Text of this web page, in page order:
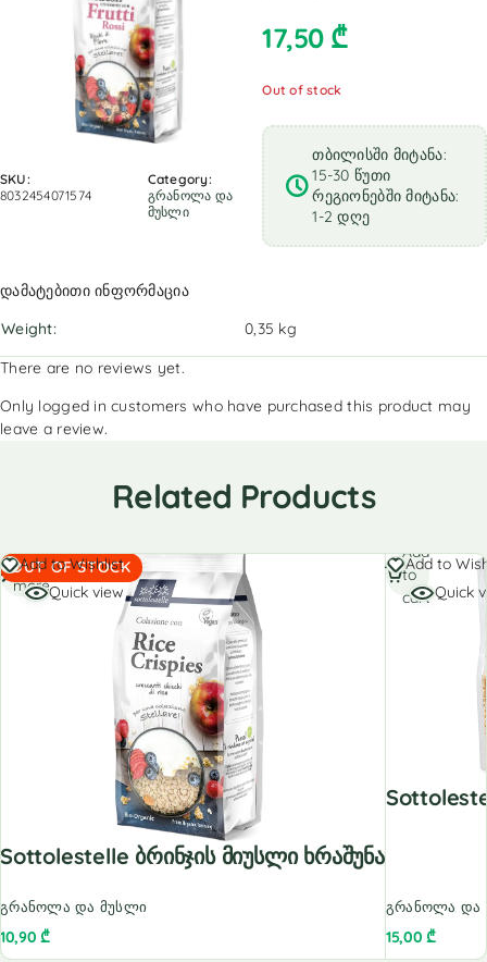
SKU:
8032454071574
Category:
გრანოლა და
მუსლი
17,50 ₾
Out of stock
თბილისში მიტანა:
15-30 წუთი
რეგიონებში მიტანა:
1-2 დღე
დამატებითი ინფორმაცია
Weight
0,35 kg
There are no reviews yet.
Only logged in customers who have purchased this product may
leave a review.
Related Products
OUT OF STOCK
Add to Wishlist
Quick view
Sottolestelle Ბრინჯის Მიუსლი Ხრაშუნა
გრანოლა და მუსლი
10,90₾
Read
more
Add to
Quick
გრანოლა და
15,00₾
Add
to
cart